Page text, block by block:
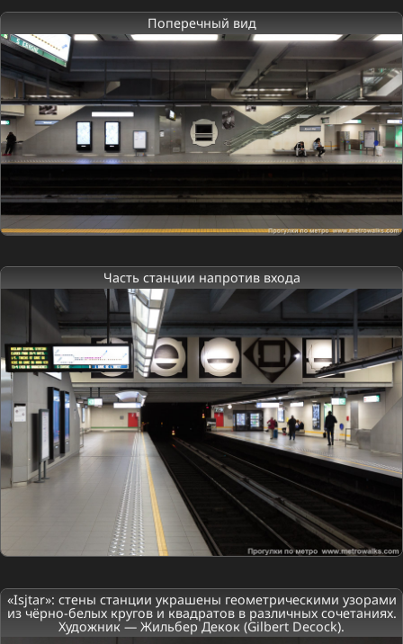
Поперечный вид
Часть станции напротив входа
«Isjtar»: стены станции украшены геометрическими узорами
из чёрно-белых кругов и квадратов в различных сочетаниях.
Художник — Жильбер Декок (Gilbert Decock).